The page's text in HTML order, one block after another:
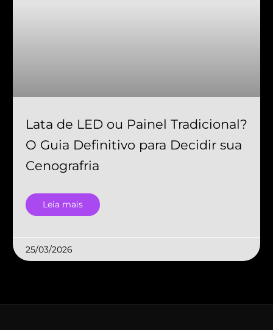
Lata de LED ou Painel Tradicional?
O Guia Definitivo para Decidir sua
Cenografria
Leia mais
25/03/2026